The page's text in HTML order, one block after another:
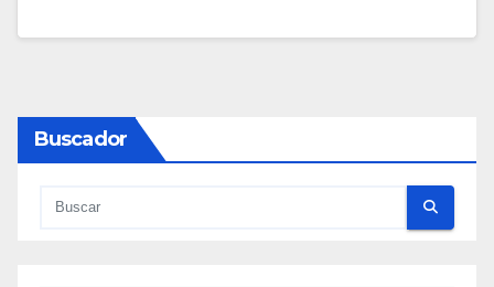
C
Buscador